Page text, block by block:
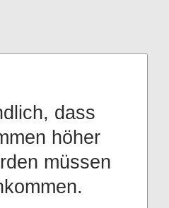
dass
höher
müssen